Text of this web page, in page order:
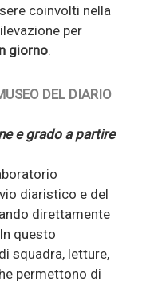
coinvolti nella
per
giorno.
DEL DIARIO
e grado a partire
diaristico e del
direttamente
questo
squadra, letture,
permettono di